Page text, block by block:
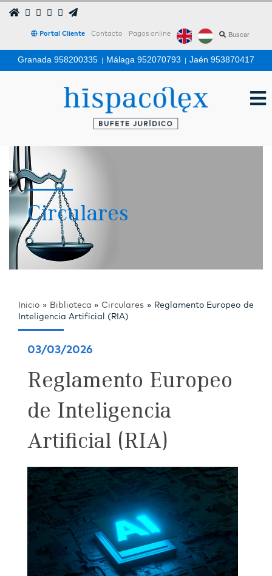
Portal Cliente Contacto Pagos online
Granada 958200335 | Málaga 952070793 | Jaén 953870417
Circulares
Inicio » Biblioteca » Circulares » Reglamento Europeo de
Inteligencia Artificial (RIA)
03/03/2026
Reglamento Europeo
de Inteligencia
Artificial (RIA)